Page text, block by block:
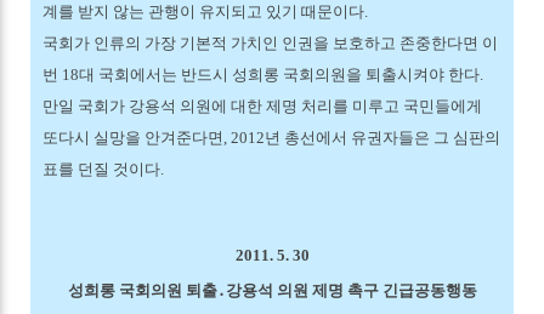
계를 받지 않는 관행이 유지되고 있기 때문이다.
국회가 인류의 가장 기본적 가치인 인권을 보호하고 존중한다면 이
번 18대 국회에서는 반드시 성희롱 국회의원을 퇴출시켜야 한다.
만일 국회가 강용석 의원에 대한 제명 처리를 미루고 국민들에게
또다시 실망을 안겨준다면, 2012년 총선에서 유권자들은 그 심판의
표를 던질 것이다.
2011. 5. 30
성희롱 국회의원 퇴출․강용석 의원 제명 촉구 긴급공동행동